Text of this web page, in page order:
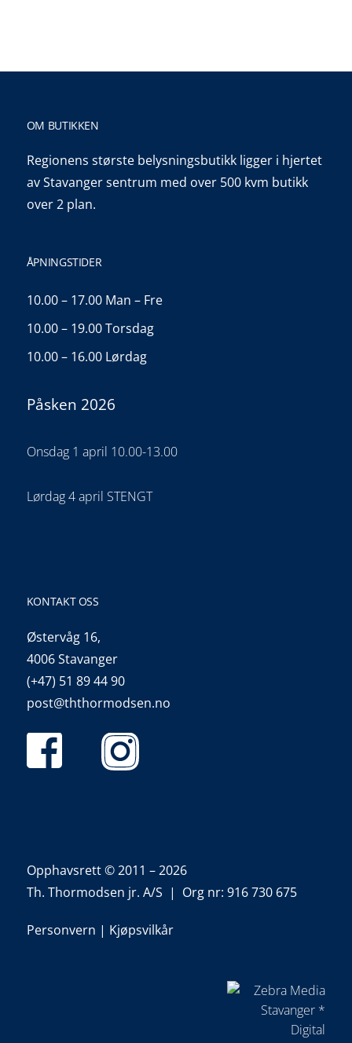
OM BUTIKKEN
Regionens største belysningsbutikk ligger i hjertet
av Stavanger sentrum med over 500 kvm butikk
over 2 plan.
ÅPNINGSTIDER
10.00 – 17.00 Man – Fre
10.00 – 19.00 Torsdag
10.00 – 16.00 Lørdag
Påsken 2026
Onsdag 1 april 10.00-13.00
Lørdag 4 april STENGT
KONTAKT OSS
Østervåg 16,
4006 Stavanger
(+47) 51 89 44 90
post@ththormodsen.no
Opphavsrett © 2011 – 2026
Th. Thormodsen jr. A/S | Org nr: 916 730 675
Personvern | Kjøpsvilkår